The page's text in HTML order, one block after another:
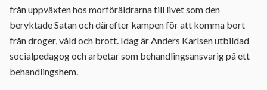
från uppväxten hos morföräldrarna till livet som den
beryktade Satan och därefter kampen för att komma bort
från droger, våld och brott. Idag är Anders Karlsen utbildad
socialpedagog och arbetar som behandlingsansvarig på ett
behandlingshem.